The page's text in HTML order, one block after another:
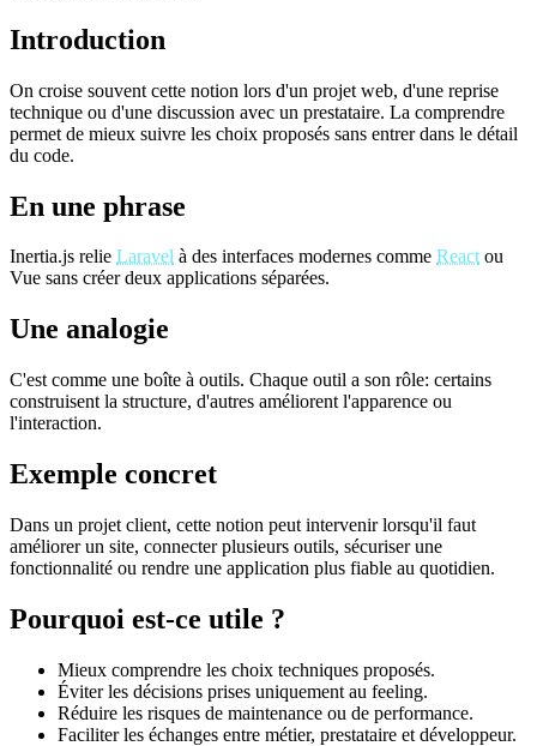
Introduction
On croise souvent cette notion lors d'un projet web, d'une reprise
technique ou d'une discussion avec un prestataire. La comprendre
permet de mieux suivre les choix proposés sans entrer dans le détail
du code.
En une phrase
Inertia.js relie Laravel à des interfaces modernes comme Reactou
Vue sans créer deux applications séparées.
Une analogie
C'est comme une boîte à outils. Chaque outil a son rôle: certains
construisent la structure, d'autres améliorent l'apparence ou
l'interaction.
Exemple concret
Dans un projet client, cette notion peut intervenir lorsqu'il faut
améliorer un site, connecter plusieurs outils, sécuriser une
fonctionnalité ou rendre une application plus fiable au quotidien.
Pourquoi est-ce utile ?
Mieux comprendre les choix techniques proposés.
Éviter les décisions prises uniquement au feeling.
Réduire les risques de maintenance ou de performance.
Faciliter les échanges entre métier, prestataire et développeur.